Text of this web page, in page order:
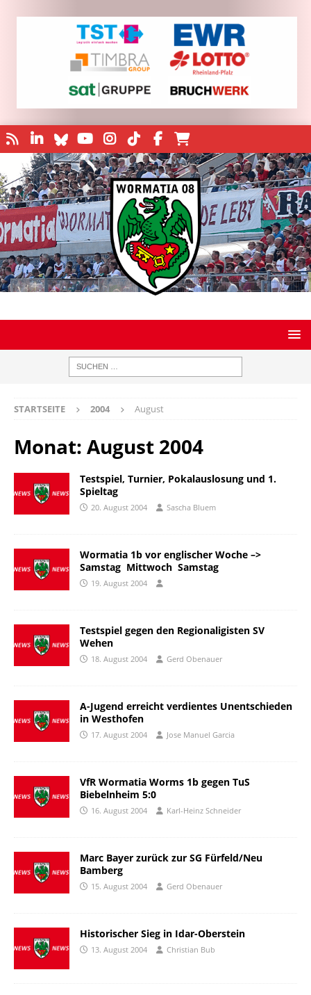
STARTSEITE 2004 August
Monat: August 2004
Testspiel, Turnier, Pokalauslosung und 1.
Spieltag
20. August 2004 Sascha Bluem
Wormatia 1b vor englischer Woche –>
Samstag  Mittwoch  Samstag
19. August 2004
Testspiel gegen den Regionaligisten SV
Wehen
18. August 2004 Gerd Obenauer
A-Jugend erreicht verdientes Unentschieden
in Westhofen
17. August 2004 Jose Manuel Garcia
VfR Wormatia Worms 1b gegen TuS
Biebelnheim 5:0
16. August 2004 Karl-Heinz Schneider
Marc Bayer zurück zur SG Fürfeld/Neu
Bamberg
15. August 2004 Gerd Obenauer
Historischer Sieg in Idar-Oberstein
13. August 2004 Christian Bub